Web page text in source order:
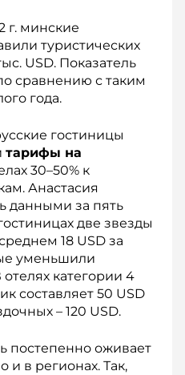
г. минские
туристических
USD. Показатель
сравнению с таким
года.
гостиницы
тарифы на
30–50% к
Анастасия
данными за пять
две звезды
18 USD за
уменьшили
категории 4
составляет 50 USD
– 120 USD.
постепенно оживает
и в регионах. Так,